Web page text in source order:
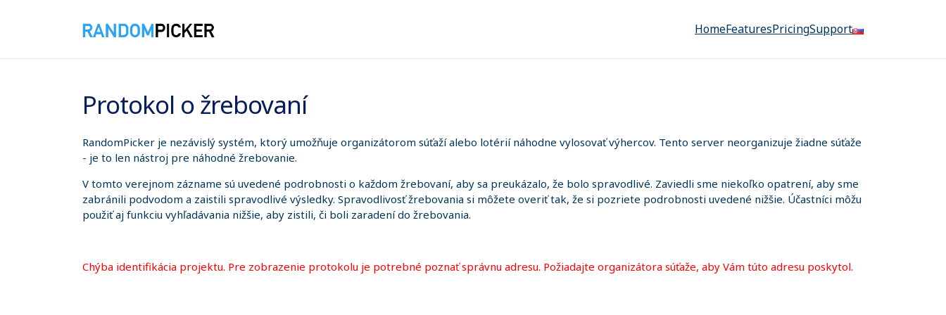
HomeFeaturesPricingSupport
Protokol o žrebovaní
RandomPicker je nezávislý systém, ktorý umožňuje organizátorom súťaží alebo lotérií náhodne vylosovať výhercov. Tento server neorganizuje žiadne súťaže
- je to len nástroj pre náhodné žrebovanie.
V tomto verejnom zázname sú uvedené podrobnosti o každom žrebovaní, aby sa preukázalo, že bolo spravodlivé. Zaviedli sme niekoľko opatrení, aby sme
zabránili podvodom a zaistili spravodlivé výsledky. Spravodlivosť žrebovania si môžete overiť tak, že si pozriete podrobnosti uvedené nižšie. Účastníci môžu
použiť aj funkciu vyhľadávania nižšie, aby zistili, či boli zaradení do žrebovania.
Chýba identifikácia projektu. Pre zobrazenie protokolu je potrebné poznať správnu adresu. Požiadajte organizátora súťaže, aby Vám túto adresu poskytol.